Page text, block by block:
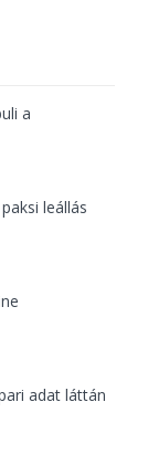
a
leállás
adat láttán